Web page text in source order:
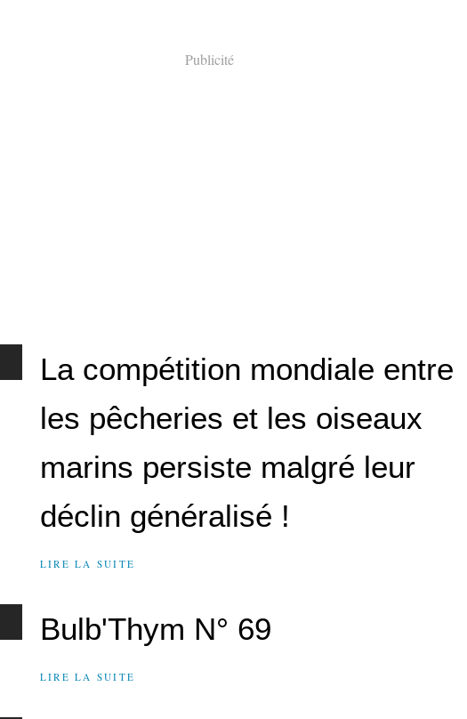
Publicité
La compétition mondiale entre
les pêcheries et les oiseaux
marins persiste malgré leur
déclin généralisé !
LIRE LA SUITE
Bulb'Thym N° 69
LIRE LA SUITE